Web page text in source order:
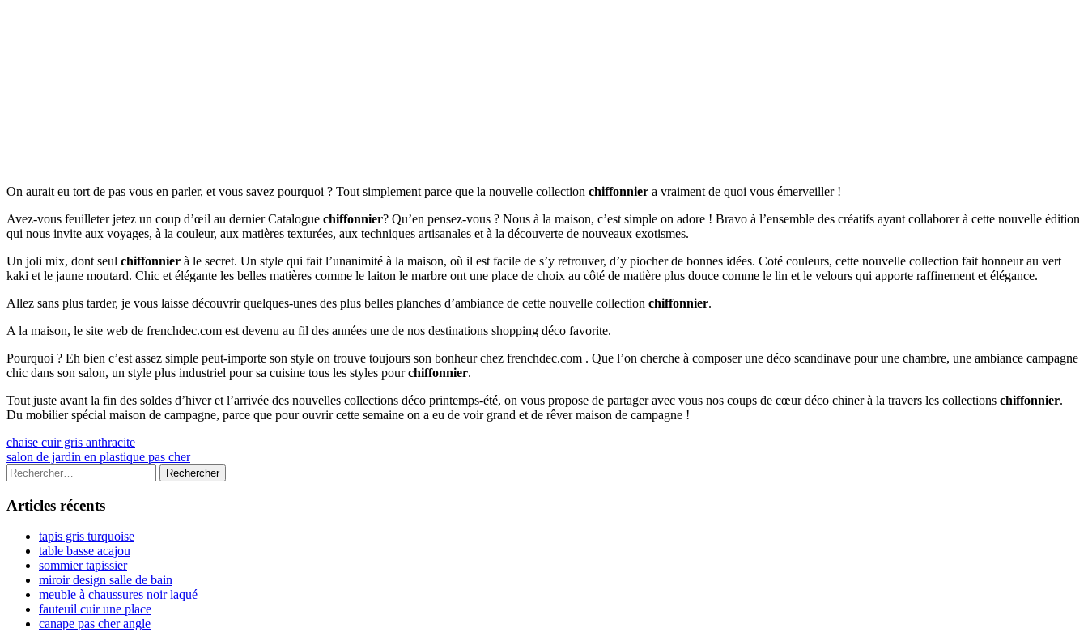
On aurait eu tort de pas vous en parler, et vous savez pourquoi ? Tout simplement parce que la nouvelle collection chiffonnier a vraiment de quoi vous émerveiller !
Avez-vous feuilleter jetez un coup d’œil au dernier Catalogue chiffonnier? Qu’en pensez-vous ? Nous à la maison, c’est simple on adore ! Bravo à l’ensemble des créatifs ayant collaborer à cette nouvelle édition
qui nous invite aux voyages, à la couleur, aux matières texturées, aux techniques artisanales et à la découverte de nouveaux exotismes.
Un joli mix, dont seul chiffonnier à le secret. Un style qui fait l’unanimité à la maison, où il est facile de s’y retrouver, d’y piocher de bonnes idées. Coté couleurs, cette nouvelle collection fait honneur au vert
kaki et le jaune moutard. Chic et élégante les belles matières comme le laiton le marbre ont une place de choix au côté de matière plus douce comme le lin et le velours qui apporte raffinement et élégance.
Allez sans plus tarder, je vous laisse découvrir quelques-unes des plus belles planches d’ambiance de cette nouvelle collection chiffonnier.
A la maison, le site web de frenchdec.com est devenu au fil des années une de nos destinations shopping déco favorite.
Pourquoi ? Eh bien c’est assez simple peut-importe son style on trouve toujours son bonheur chez frenchdec.com . Que l’on cherche à composer une déco scandinave pour une chambre, une ambiance campagne
chic dans son salon, un style plus industriel pour sa cuisine tous les styles pourchiffonnier.
Tout juste avant la fin des soldes d’hiver et l’arrivée des nouvelles collections déco printemps-été, on vous propose de partager avec vous nos coups de cœur déco chiner à la travers les collections chiffonnier.
Du mobilier spécial maison de campagne, parce que pour ouvrir cette semaine on a eu de voir grand et de rêver maison de campagne !
Navigation
de
l’article
Previous
article:
chaise cuir gris anthracite
Next
article:
salon de jardin en plastique pas cher
Colonne
latérale
principale
Rechercher :
Articles récents
tapis gris turquoise
table basse acajou
sommier tapissier
miroir design salle de bain
meuble à chaussures noir laqué
fauteuil cuir une place
canape pas cher angle